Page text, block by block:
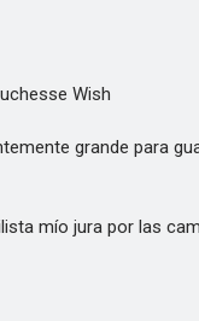
Wish
grande para
mío jura por las